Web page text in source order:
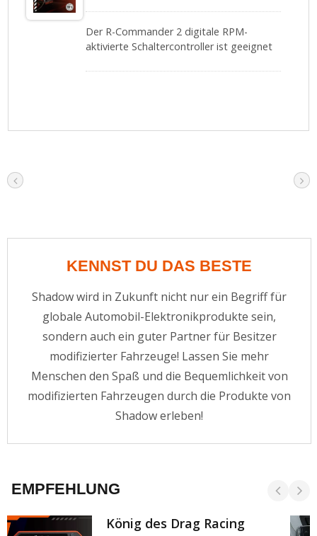
Der R-Commander 2 digitale RPM-
aktivierte Schaltercontroller ist geeignet
KENNST DU DAS BESTE
Shadow wird in Zukunft nicht nur ein Begriff für
globale Automobil-Elektronikprodukte sein,
sondern auch ein guter Partner für Besitzer
modifizierter Fahrzeuge! Lassen Sie mehr
Menschen den Spaß und die Bequemlichkeit von
modifizierten Fahrzeugen durch die Produkte von
Shadow erleben!
EMPFEHLUNG
König des Drag Racing